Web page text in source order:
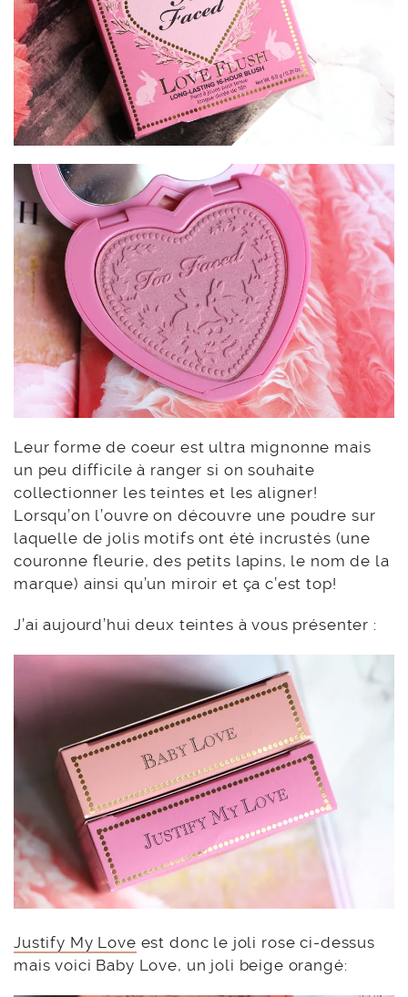
Leur forme de coeur est ultra mignonne mais
un peu difficile à ranger si on souhaite
collectionner les teintes et les aligner!
Lorsqu’on l’ouvre on découvre une poudre sur
laquelle de jolis motifs ont été incrustés (une
couronne fleurie, des petits lapins, le nom de la
marque) ainsi qu’un miroir et ça c’est top!
J’ai aujourd’hui deux teintes à vous présenter :
Justify My Love est donc le joli rose ci-dessus
mais voici Baby Love, un joli beige orangé: